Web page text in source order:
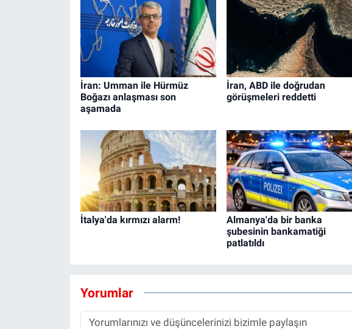
İran: Umman ile Hürmüz
Boğazı anlaşması son
aşamada
İran, ABD ile doğrudan
görüşmeleri reddetti
İtalya'da kırmızı alarm!
Almanya'da bir banka
şubesinin bankamatiği
patlatıldı
Yorumlar